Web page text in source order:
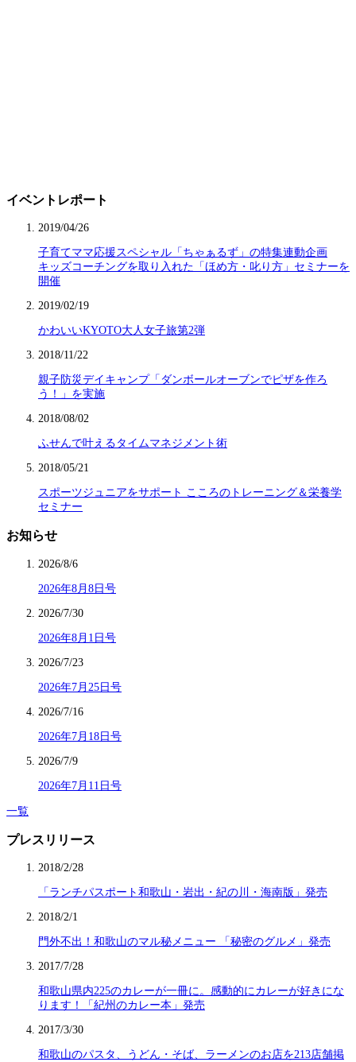
イベントレポート
2019/04/26
子育てママ応援スペシャル「ちゃぁるず」の特集連動企画
キッズコーチングを取り入れた「ほめ方・叱り方」セミナーを
開催
2019/02/19
かわいいKYOTO大人女子旅第2弾
2018/11/22
親子防災デイキャンプ「ダンボールオーブンでピザを作ろ
う！」を実施
2018/08/02
ふせんで叶えるタイムマネジメント術
2018/05/21
スポーツジュニアをサポート こころのトレーニング＆栄養学
セミナー
お知らせ
2026/8/6
2026年8月8日号
2026/7/30
2026年8月1日号
2026/7/23
2026年7月25日号
2026/7/16
2026年7月18日号
2026/7/9
2026年7月11日号
一覧
プレスリリース
2018/2/28
「ランチパスポート和歌山・岩出・紀の川・海南版」発売
2018/2/1
門外不出！和歌山のマル秘メニュー 「秘密のグルメ」発売
2017/7/28
和歌山県内225のカレーが一冊に。感動的にカレーが好きにな
ります！「紀州のカレー本」発売
2017/3/30
和歌山のパスタ、うどん・そば、ラーメンのお店を213店舗掲